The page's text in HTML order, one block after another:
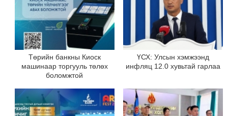
Төрийн банкны Киоск
машинаар торгууль төлөх
боломжтой
ҮСХ: Улсын хэмжээнд
инфляц 12.0 хувьтай гарлаа